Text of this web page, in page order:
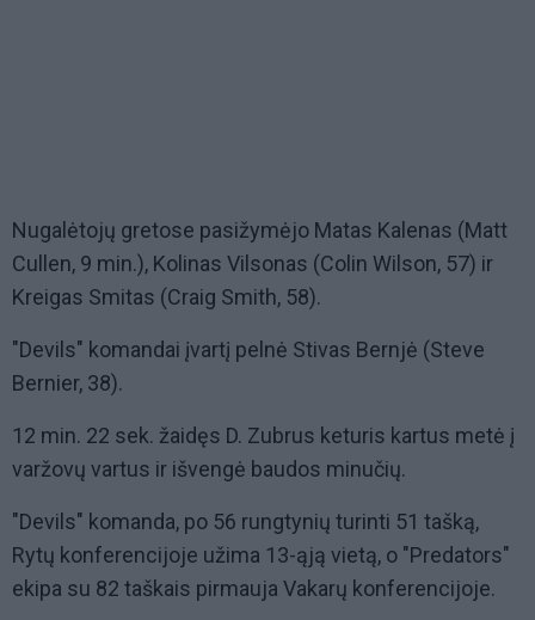
Nugalėtojų gretose pasižymėjo Matas Kalenas (Matt
Cullen, 9 min.), Kolinas Vilsonas (Colin Wilson, 57) ir
Kreigas Smitas (Craig Smith, 58).
"Devils" komandai įvartį pelnė Stivas Bernjė (Steve
Bernier, 38).
12 min. 22 sek. žaidęs D. Zubrus keturis kartus metė į
varžovų vartus ir išvengė baudos minučių.
"Devils" komanda, po 56 rungtynių turinti 51 tašką,
Rytų konferencijoje užima 13-ąją vietą, o "Predators"
ekipa su 82 taškais pirmauja Vakarų konferencijoje.